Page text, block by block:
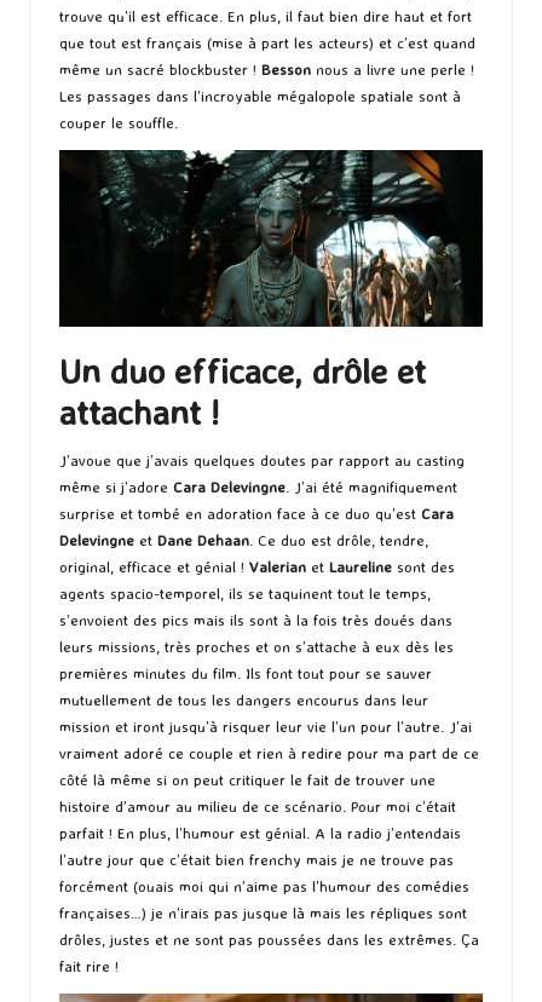
trouve qu’il est efficace. En plus, il faut bien dire haut et fort
que tout est français (mise à part les acteurs) et c’est quand
même un sacré blockbuster ! Besson nous a livre une perle !
Les passages dans l’incroyable mégalopole spatiale sont à
couper le souffle.
Un duo efficace, drôle et
attachant !
J’avoue que j’avais quelques doutes par rapport au casting
même si j’adore Cara Delevingne. J’ai été magnifiquement
surprise et tombé en adoration face à ce duo qu’est Cara
Delevingne et Dane Dehaan. Ce duo est drôle, tendre,
original, efficace et génial ! Valerian et Laureline sont des
agents spacio-temporel, ils se taquinent tout le temps,
s’envoient des pics mais ils sont à la fois très doués dans
leurs missions, très proches et on s’attache à eux dès les
premières minutes du film. Ils font tout pour se sauver
mutuellement de tous les dangers encourus dans leur
mission et iront jusqu’à risquer leur vie l’un pour l’autre. J’ai
vraiment adoré ce couple et rien à redire pour ma part de ce
côté là même si on peut critiquer le fait de trouver une
histoire d’amour au milieu de ce scénario. Pour moi c’était
parfait ! En plus, l’humour est génial. A la radio j’entendais
l’autre jour que c’était bien frenchy mais je ne trouve pas
forcément (ouais moi qui n’aime pas l’humour des comédies
françaises…) je n’irais pas jusque là mais les répliques sont
drôles, justes et ne sont pas poussées dans les extrêmes. Ça
fait rire !